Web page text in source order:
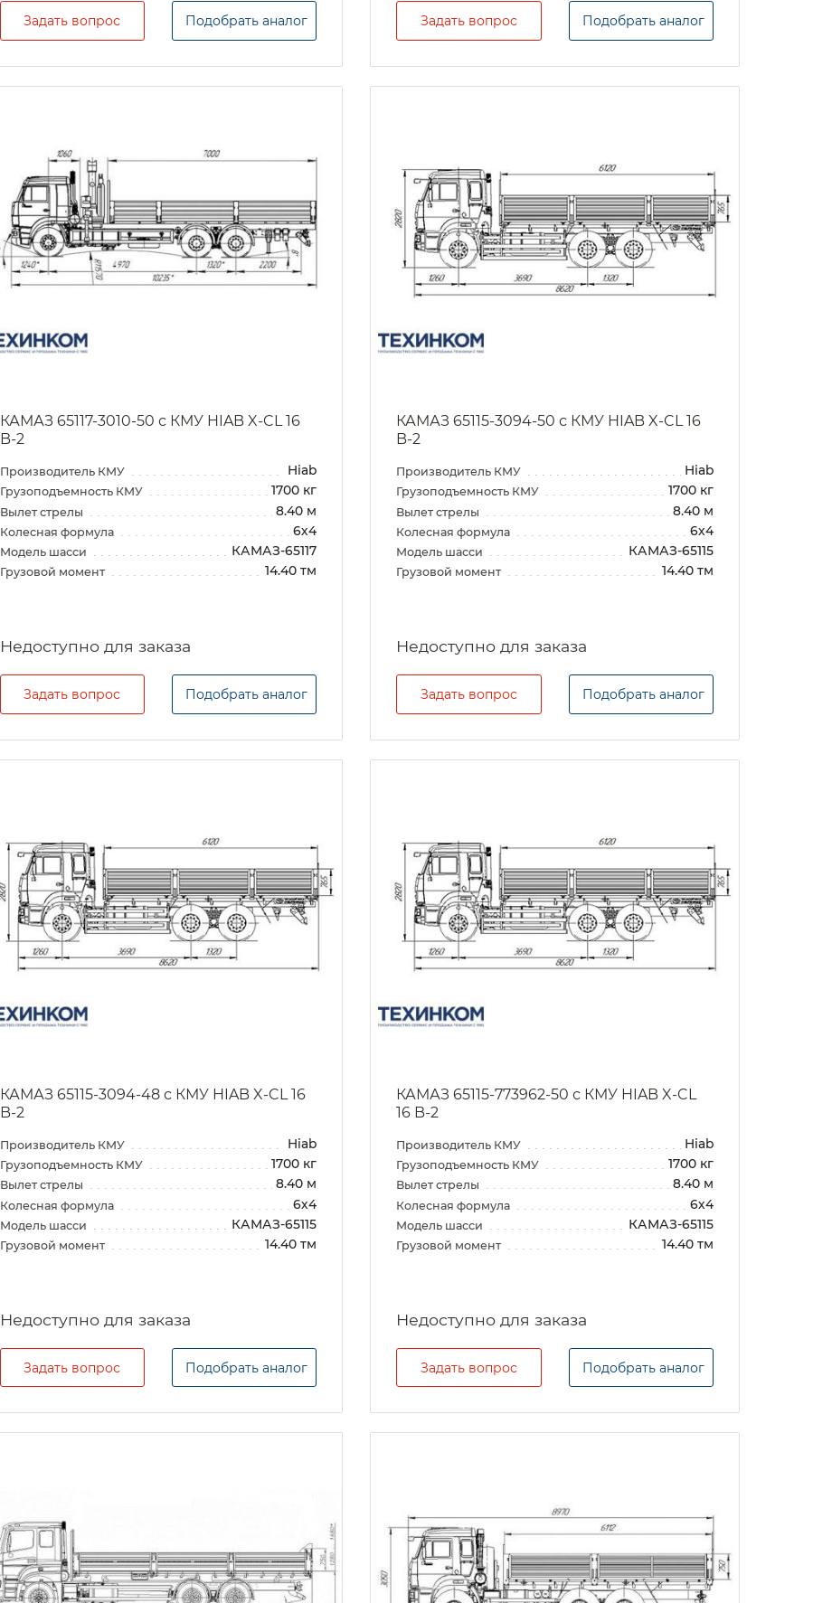
Задать вопрос Подобрать аналог Задать вопрос Подобрать аналог
КАМАЗ 65117-3010-50 с КМУ HIAB X-CL 16
B-2
Производитель КМУ Hiab
Грузоподъемность КМУ 1700 кг
Вылет стрелы 8.40 м
Колесная формула 6х4
Модель шасси КАМАЗ-65117
Грузовой момент 14.40 тм
Задать вопрос Подобрать аналог
КАМАЗ 65115-3094-50 с КМУ HIAB X-CL 16
B-2
Производитель КМУ Hiab
Грузоподъемность КМУ 1700 кг
Вылет стрелы 8.40 м
Колесная формула 6х4
Модель шасси КАМАЗ-65115
Грузовой момент 14.40 тм
Задать вопрос Подобрать аналог
КАМАЗ 65115-3094-48 с КМУ HIAB X-CL 16
B-2
Производитель КМУ Hiab
Грузоподъемность КМУ 1700 кг
Вылет стрелы 8.40 м
Колесная формула 6х4
Модель шасси КАМАЗ-65115
Грузовой момент 14.40 тм
Задать вопрос Подобрать аналог
КАМАЗ 65115-773962-50 с КМУ HIAB X-CL
16 B-2
Производитель КМУ Hiab
Грузоподъемность КМУ 1700 кг
Вылет стрелы 8.40 м
Колесная формула 6х4
Модель шасси КАМАЗ-65115
Грузовой момент 14.40 тм
Задать вопрос Подобрать аналог